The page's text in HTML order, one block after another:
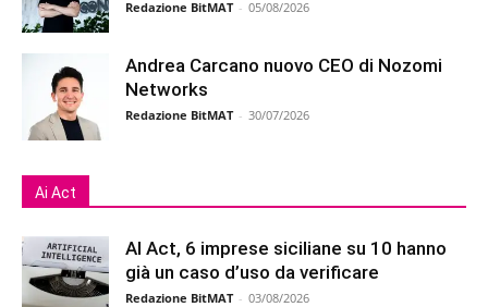
Redazione BitMAT - 05/08/2026
Andrea Carcano nuovo CEO di Nozomi
Networks
Redazione BitMAT - 30/07/2026
Ai Act
AI Act, 6 imprese siciliane su 10 hanno
già un caso d’uso da verificare
Redazione BitMAT - 03/08/2026